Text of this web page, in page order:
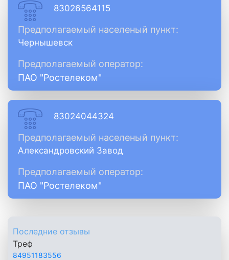
83026564115
Предполагаемый населеный пункт:
Чернышевск
Предполагаемый оператор:
ПАО "Ростелеком"
83024044324
Предполагаемый населеный пункт:
Александровский Завод
Предполагаемый оператор:
ПАО "Ростелеком"
Последние отзывы
Треф
84951183556